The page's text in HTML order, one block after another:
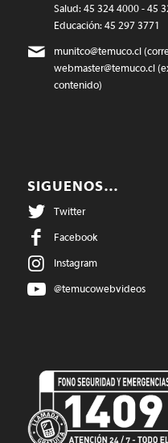
Salud: 45 324 4000 - 45
Educación: 45 297 3771
munitco@temuco.cl
webmaster@temuco.cl
contenido)
SIGUENOS…
Twitter
Facebook
Instagram
@temucowebvideos